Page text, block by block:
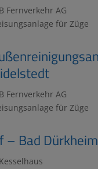
Fernverkehr AG
für Züge
Fernverkehr AG
für Züge
– Bad Dürkheim